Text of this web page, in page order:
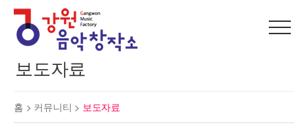
보도자료
홈 > 커뮤니티 > 보도자료